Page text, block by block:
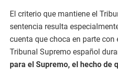
El criterio que mantiene el
sentencia resulta
cuenta que choca en parte con
Tribunal Supremo español
para el Supremo, el hecho de